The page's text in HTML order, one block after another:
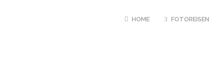
HOME FOTOREISEN